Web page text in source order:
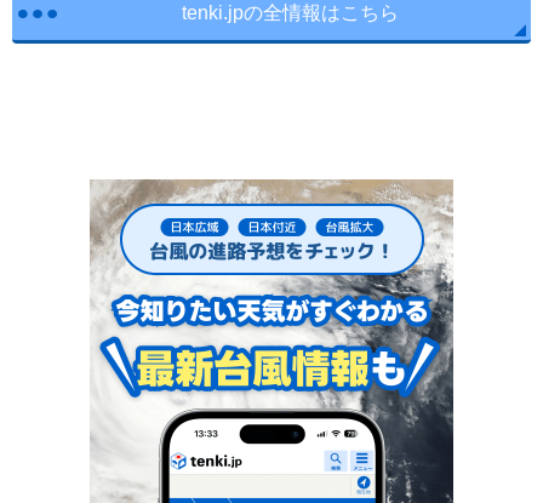
tenki.jpの全情報はこちら